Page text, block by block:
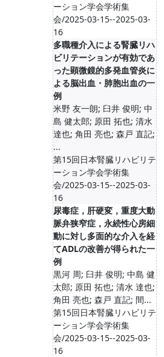
ーション学会学術集
会/2025-03-15--2025-03-
16
多職種介入による腎臓リハ
ビリテーションが有効であ
った顕微鏡的多発血管炎に
よる脳出血・肺胞出血の一
例
米野 友一朗; 臼井 俊明; 中
島 健太郎; 原田 拓也; 清水
達也; 角田 亮也; 森戸 直記;
...
第15回日本腎臓リハビリテ
ーション学会学術集
会/2025-03-15--2025-03-
16
尿毒症，肝硬変，重度大動
脈弁狭窄症，永続性心房細
動に対し多面的な介入を経
てADLの改善が得られた一
例
黒河 周; 臼井 俊明; 中島 健
太郎; 原田 拓也; 清水 達也;
角田 亮也; 森戸 直記; 間...
第15回日本腎臓リハビリテ
ーション学会学術集
会/2025-03-15--2025-03-
16